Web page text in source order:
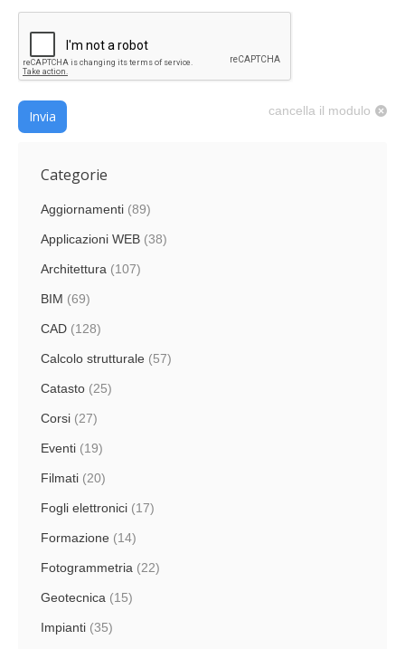
cancella il modulo
Invia
Categorie
Aggiornamenti (89)
Applicazioni WEB (38)
Architettura (107)
BIM (69)
CAD (128)
Calcolo strutturale (57)
Catasto (25)
Corsi (27)
Eventi (19)
Filmati (20)
Fogli elettronici (17)
Formazione (14)
Fotogrammetria (22)
Geotecnica (15)
Impianti (35)